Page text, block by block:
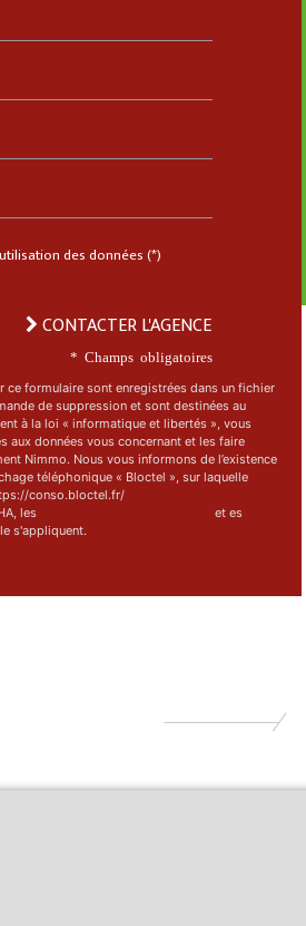
des données (*)
CONTACTER L'AGENCE
* Champs obligatoires
ce formulaire sont enregistrées dans un fichier
de suppression et sont destinées au
à la loi « informatique et libertés », vous
aux données vous concernant et les faire
Nimmo. Nous vous informons de l’existence
téléphonique « Bloctel », sur laquelle
conso.bloctel.fr/
les
et es
s'appliquent.